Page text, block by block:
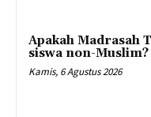
Apakah Madrasah
siswa non-Muslim?
Kamis, 6 Agustus 2026